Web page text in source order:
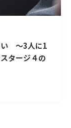
い ～3人に1
タージ４の